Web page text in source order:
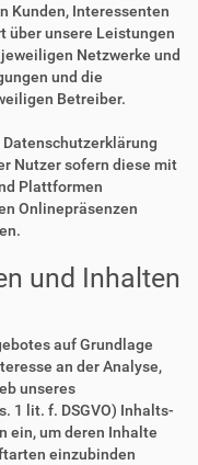
Kunden, Interessenten
über unsere Leistungen
Netzwerke und
und die
Betreiber.
Nutzer sofern diese mit
Plattformen
Onlinepräsenzen
und Inhalten
auf Grundlage
an der Analyse,
unseres
1 lit. f. DSGVO) Inhalts-
ein, um deren Inhalte
einzubinden